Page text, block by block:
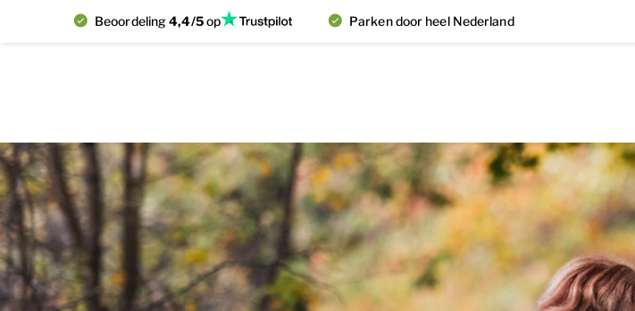
Beoordeling4,4/5op Parken door heel Nederland